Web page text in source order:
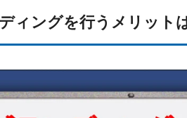
ィングを行うメリット